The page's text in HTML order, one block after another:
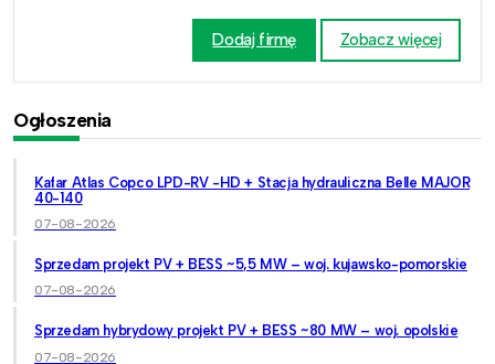
Dodaj firmę Zobacz więcej
Ogłoszenia
Kafar Atlas Copco LPD-RV -HD + Stacja hydrauliczna Belle MAJOR
40-140
07-08-2026
Sprzedam projekt PV + BESS ~5,5 MW – woj. kujawsko-pomorskie
07-08-2026
Sprzedam hybrydowy projekt PV + BESS ~80 MW – woj. opolskie
07-08-2026